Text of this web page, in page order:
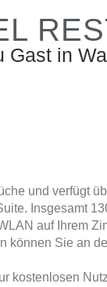
Gast in
und verfügt
Insgesamt
auf Ihrem
können Sie an
kostenlosen